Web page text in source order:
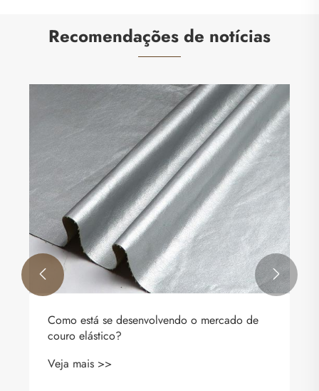
Recomendações de notícias
Como está se desenvolvendo o mercado de
couro elástico?
Veja mais >>
 